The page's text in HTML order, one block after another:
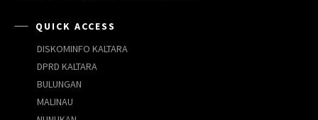
QUICK ACCESS
DISKOMINFO KALTARA
DPRD KALTARA
BULUNGAN
MALINAU